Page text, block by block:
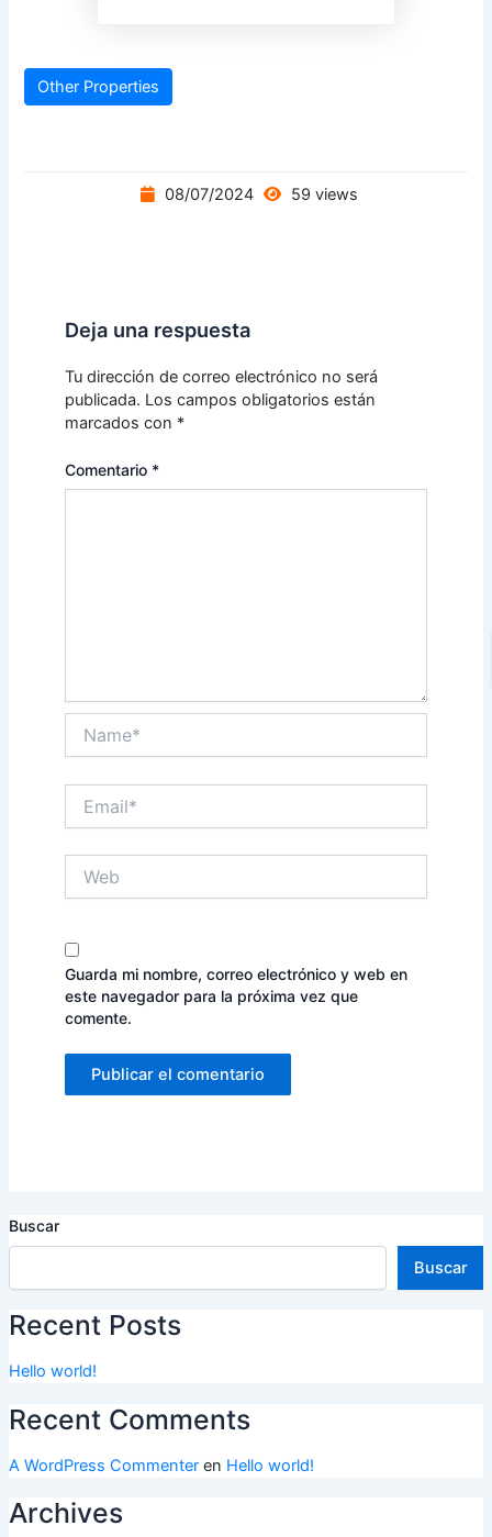
Other Properties
08/07/2024 59 views
Deja una respuesta
Tu dirección de correo electrónico no será
publicada. Los campos obligatorios están
marcados con *
Comentario *
Guarda mi nombre, correo electrónico y web en
este navegador para la próxima vez que
comente.
Buscar
Buscar
Recent Posts
Hello world!
Recent Comments
A WordPress Commenteren Hello world!
Archives